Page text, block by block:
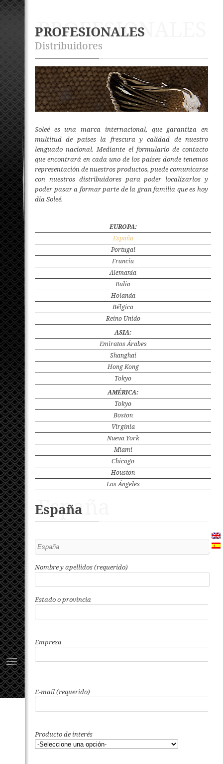
PROFESIONALES
PROFESIONALES
Distribuidores
Soleé es una marca internacional, que garantiza en
multitud de países la frescura y calidad de nuestro
lenguado nacional. Mediante el formulario de contacto
que encontrará en cada uno de los países donde tenemos
representación de nuestros productos, puede comunicarse
con nuestros distribuidores para poder localizarlos y
poder pasar a formar parte de la gran familia que es hoy
día Soleé.
EUROPA:
España
Portugal
Francia
Alemania
Italia
Holanda
Bélgica
Reino Unido
ASIA:
Emiratos Árabes
Shanghai
Hong Kong
Tokyo
AMÉRICA:
Tokyo
Boston
Virginia
Nueva York
Miami
Chicago
Houston
Los Ángeles
España
España
Nombre y apellidos (requerido)
Estado o provincia
Empresa
E-mail (requerido)
Producto de interés